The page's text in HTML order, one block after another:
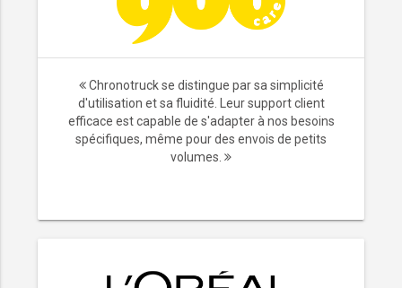
Chronotruck se distingue par sa simplicité
d'utilisation et sa fluidité. Leur support client
efficace est capable de s'adapter à nos besoins
spécifiques, même pour des envois de petits
volumes.